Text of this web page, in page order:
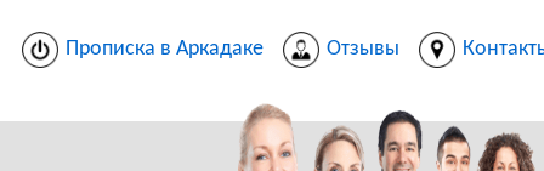
Прописка в Аркадаке Отзывы